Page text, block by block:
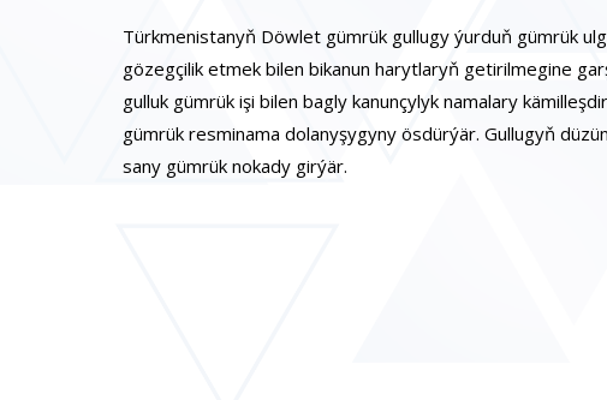
Türkmenistanyň Döwlet gümrük gullugy ýurduň gümrük
gözegçilik etmek bilen bikanun harytlaryň getirilmegine
gulluk gümrük işi bilen bagly kanunçylyk namalary
gümrük resminama dolanyşygyny ösdürýär. Gullugyň
sany gümrük nokady girýär.